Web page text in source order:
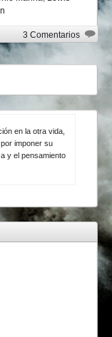
3 Comentarios
en la otra vida,
imponer su
y el pensamiento